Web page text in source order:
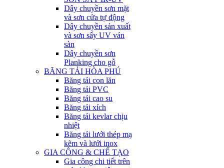
Dây chuyền sơn mặt
và sơn cửa tự động
Dây chuyền sản xuất
và sơn sấy UV ván
sàn
Dây chuyền sơn
Planking cho gỗ
BĂNG TẢI HÒA PHÚ
Băng tải con lăn
Băng tải PVC
Băng tải cao su
Băng tải xích
Băng tải kevlar chịu
nhiệt
Băng tải lưới thép mạ
kẽm và lưới inox
GIA CÔNG & CHẾ TẠO
Gia công chi tiết trên